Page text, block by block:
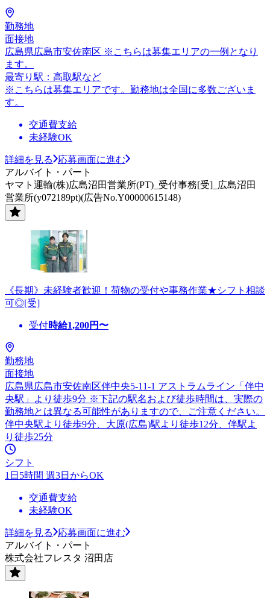
勤務地
面接地
広島県広島市安佐南区 ※こちらは募集エリアの一例となり
ます。
最寄り駅：高取駅など
※こちらは募集エリアです。勤務地は全国に多数ございま
す。
交通費支給
未経験OK
詳細を見る
応募画面に進む
アルバイト・パート
ヤマト運輸(株)広島沼田営業所(PT)_受付事務[受]_広島沼田
営業所(y072189pt)(広告No.Y00000615148)
《長期》未経験者歓迎！荷物の受付や事務作業★シフト相談
可◎[受]
受付時給1,200円〜
勤務地
面接地
広島県広島市安佐南区伴中央5-11-1 アストラムライン「伴中
央駅」より徒歩9分 ※下記の駅名および徒歩時間は、実際の
勤務地とは異なる可能性がありますので、ご注意ください。
伴中央駅より徒歩9分、大原(広島)駅より徒歩12分、伴駅よ
り徒歩25分
シフト
1日5時間 週3日からOK
交通費支給
未経験OK
詳細を見る
応募画面に進む
アルバイト・パート
株式会社フレスタ 沼田店